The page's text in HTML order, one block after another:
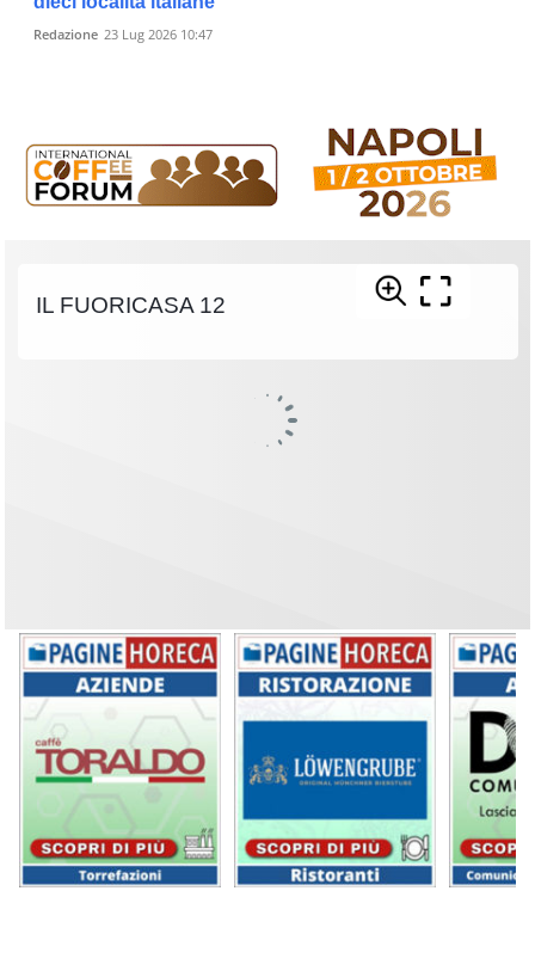
Redazione 23 Lug 2026 10:47